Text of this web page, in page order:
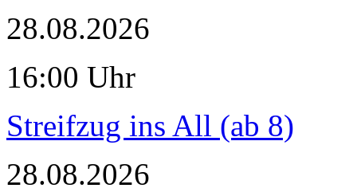
28.08.2026
16:00 Uhr
Streifzug ins All (ab 8)
28.08.2026